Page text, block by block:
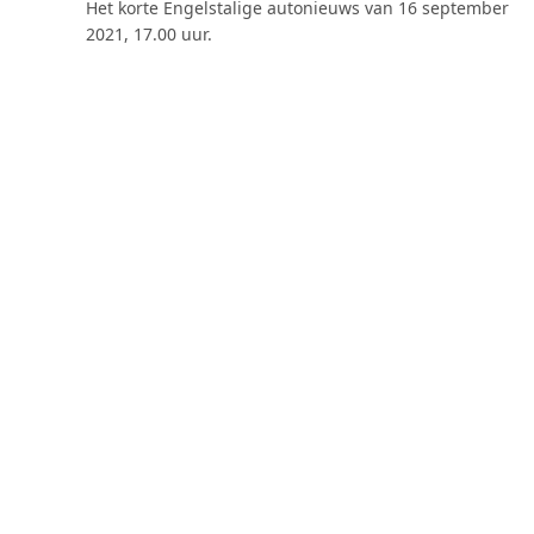
Het korte Engelstalige autonieuws van 16 september
2021, 17.00 uur.